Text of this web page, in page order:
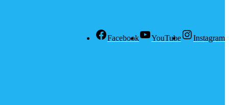
Facebook YouTube Instagram